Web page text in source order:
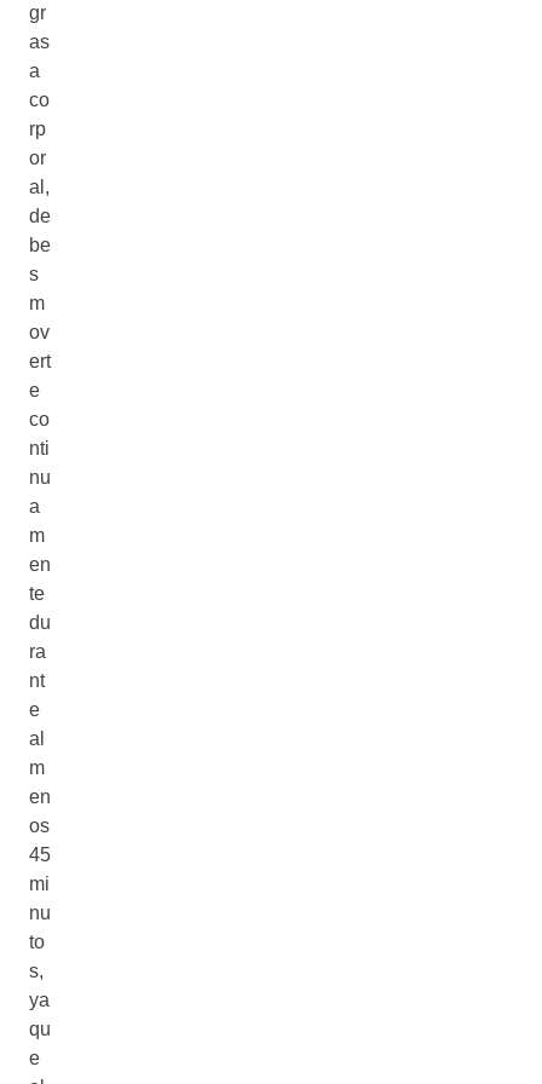
gr
as
a
co
rp
or
al,
de
be
s
m
ov
ert
e
co
nti
nu
a
m
en
te
du
ra
nt
e
al
m
en
os
45
mi
nu
to
s,
ya
qu
e